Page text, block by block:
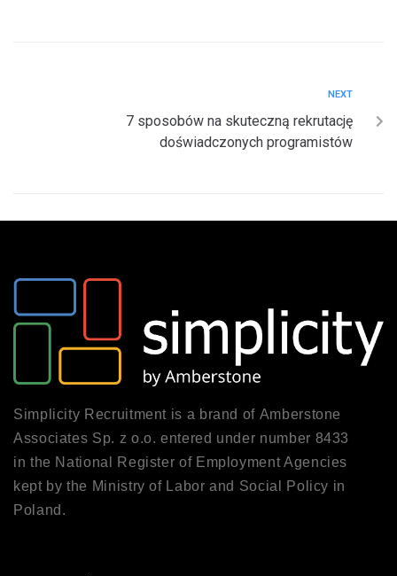
NEXT
7 sposobów na skuteczną rekrutację
doświadczonych programistów
Simplicity Recruitment is a brand of Amberstone
Associates Sp. z o.o. entered under number 8433
in the National Register of Employment Agencies
kept by the Ministry of Labor and Social Policy in
Poland.